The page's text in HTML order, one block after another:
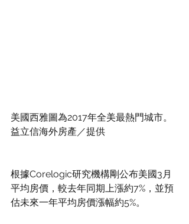
美國西雅圖為2017年全美最熱門城市。
益立信海外房產／提供
根據Corelogic研究機構剛公布美國3月
平均房價，較去年同期上漲約7%，並預
估未來一年平均房價漲幅約5%。